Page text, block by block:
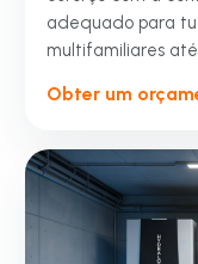
adequado para
multifamiliares
Obter um